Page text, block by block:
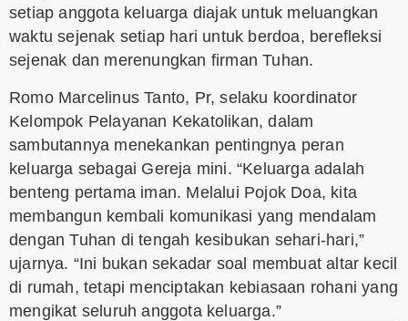
setiap anggota keluarga diajak untuk meluangkan
waktu sejenak setiap hari untuk berdoa, berefleksi
sejenak dan merenungkan firman Tuhan.
Romo Marcelinus Tanto, Pr, selaku koordinator
Kelompok Pelayanan Kekatolikan, dalam
sambutannya menekankan pentingnya peran
keluarga sebagai Gereja mini. “Keluarga adalah
benteng pertama iman. Melalui Pojok Doa, kita
membangun kembali komunikasi yang mendalam
dengan Tuhan di tengah kesibukan sehari-hari,”
ujarnya. “Ini bukan sekadar soal membuat altar kecil
di rumah, tetapi menciptakan kebiasaan rohani yang
mengikat seluruh anggota keluarga.”